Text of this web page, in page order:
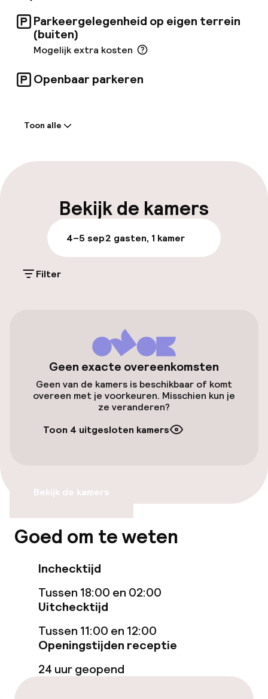
Parkeergelegenheid op eigen terrein
(buiten)
Mogelijk extra kosten
Openbaar parkeren
Meertalige medewerkers
Parkeren & mobiliteit
Parkeergelegenheid op eigen terrein
(buiten)
Toegankelijkheid
Overal rolstoeltoegankelijk
Betaalde wifi
TV lounge
Game-kamer
Eet- en drinkgelegenheden
Bar
Eet- en drinkdiensten
Toon alle
Bekijk de kamers
4–5 sep2 gasten, 1 kamer
Filter
Geen exacte overeenkomsten
Geen van de kamers is beschikbaar of komt
overeen met je voorkeuren. Misschien kun je
ze veranderen?
Toon 4 uitgesloten kamers
Bekijk de kamers
Goed om te weten
Inchecktijd
Tussen 18:00 en 02:00
Uitchecktijd
Tussen 11:00 en 12:00
Openingstijden receptie
24 uur geopend